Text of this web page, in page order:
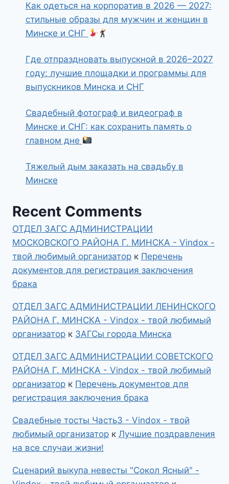
Как одеться на корпоратив в 2026 — 2027:
стильные образы для мужчин и женщин в
Минске и СНГ
Где отпраздновать выпускной в 2026–2027
году: лучшие площадки и программы для
выпускников Минска и СНГ
Свадебный фотограф и видеограф в
Минске и СНГ: как сохранить память о
главном дне
Тяжелый дым заказать на свадьбу в
Минске
Recent Comments
ОТДЕЛ ЗАГС АДМИНИСТРАЦИИ
МОСКОВСКОГО РАЙОНА Г. МИНСКА - Vindox -
твой любимый организатор к Перечень
документов для регистрация заключения
брака
ОТДЕЛ ЗАГС АДМИНИСТРАЦИИ ЛЕНИНСКОГО
РАЙОНА Г. МИНСКА - Vindox - твой любимый
организатор к ЗАГСы города Минска
ОТДЕЛ ЗАГС АДМИНИСТРАЦИИ СОВЕТСКОГО
РАЙОНА Г. МИНСКА - Vindox - твой любимый
организатор к Перечень документов для
регистрация заключения брака
Свадебные тосты Часть3 - Vindox - твой
любимый организатор к Лучшие поздравления
на все случаи жизни!
Сценарий выкупа невесты "Сокол Ясный" -